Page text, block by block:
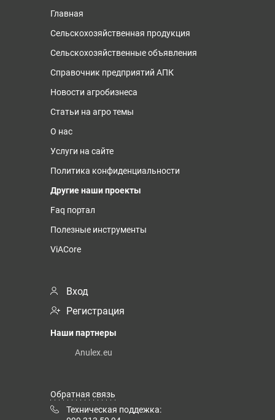
Главная
Сельскохозяйственная продукция
Сельскохозяйственные объявления
Справочник предприятий АПК
Новости агробизнеса
Статьи на агро темы
О нас
Услуги на сайте
Политика конфиденциальности
Другие наши проекты
Faq портал
Полезные инструменты
ViACore
Вход
Регистрация
Наши партнеры
Anulex.eu
Обратная связь
Техническая поддежка: